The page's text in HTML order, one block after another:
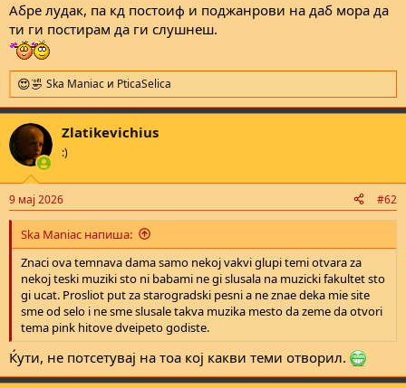
Абре лудак, па кд постоиф и поджанрови на даб мора да
ти ги постирам да ги слушнеш.
R
e
a
c
t
i
s
:
Ska Maniac и PticaSelica
Zlatikevichius
:)
9 мај 2026 #62
Ska Maniac напиша:
Znaci ova temnava dama samo nekoj vakvi glupi temi otvara za
nekoj teski muziki sto ni babami ne gi slusala na muzicki fakultet sto
gi ucat. Prosliot put za starogradski pesni a ne znae deka mie site
sme od selo i ne sme slusale takva muzika mesto da zeme da otvori
tema pink hitove dveipeto godiste.
Ќути, не потсетувај на тоа кој какви теми отворил.